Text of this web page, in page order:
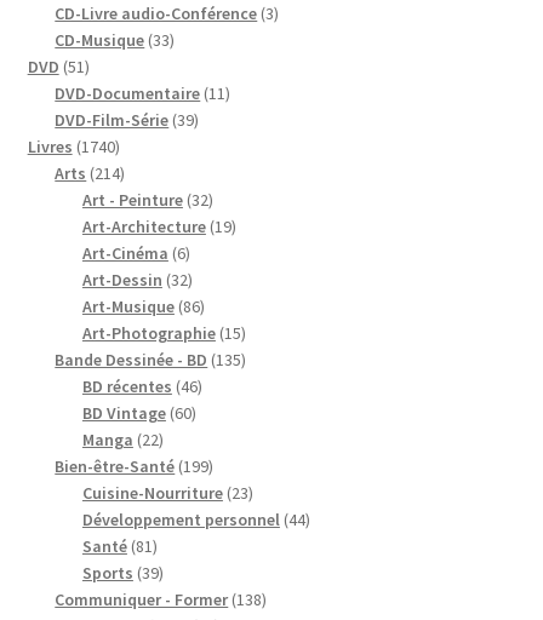
produits
CD-Livre audio-Conférence 33
CD-Musique 3333
DVD 5151
produits
DVD-Documentaire 1111
DVD-Film-Série 3939
Livres 17401740
produits
Arts 214214
produits
Art - Peinture 3232
produits
Art-Architecture 1919
Art-Cinéma 66
produits
Art-Dessin 3232
produits
Art-Musique 8686
produits
Art-Photographie 1515
produits
Bande Dessinée - BD 135135
BD récentes 4646
BD Vintage 6060
Manga 2222
produits
Bien-être-Santé 199199
produits
Cuisine-Nourriture 2323
produits
Développement personnel 4444
Santé 8181
produits
Sports 3939
produits
Communiquer - Former 138138